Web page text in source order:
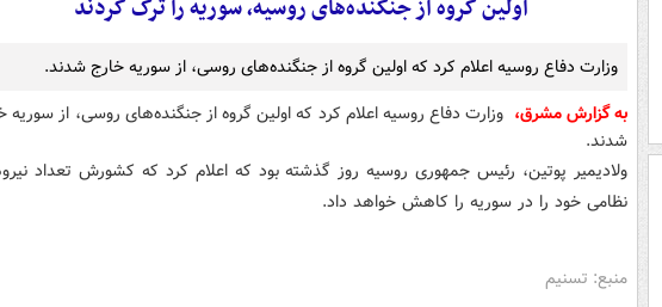
اولین گروه از جنگنده‌های روسیه، سوریه را ترک کردند
وزارت دفاع روسیه اعلام کرد که اولین گروه از جنگنده‌های روسی، از سوریه خارج شدند.
به گزارش مشرق، وزارت دفاع روسیه اعلام کرد که اولین گروه از جنگنده‌های روسی، از سوریه
شدند.
ولادیمیر پوتین، رئیس جمهوری روسیه روز گذشته بود که اعلام کرد که کشورش تعداد
نظامی خود را در سوریه را کاهش خواهد داد.
منبع: تسنیم